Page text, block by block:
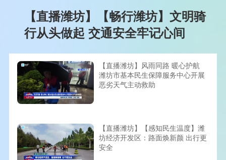
【直播潍坊】【畅行潍坊】文明骑
行从头做起 交通安全牢记心间
【直播潍坊】风雨同路 暖心护航
潍坊市基本民生保障服务中心开展
恶劣天气主动救助
【直播潍坊】【感知民生温度】潍
坊经济开发区：路面焕新颜 出行更
安全